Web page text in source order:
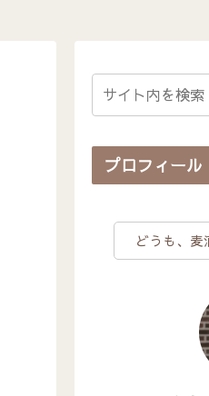
プロフィール
どうも、麦